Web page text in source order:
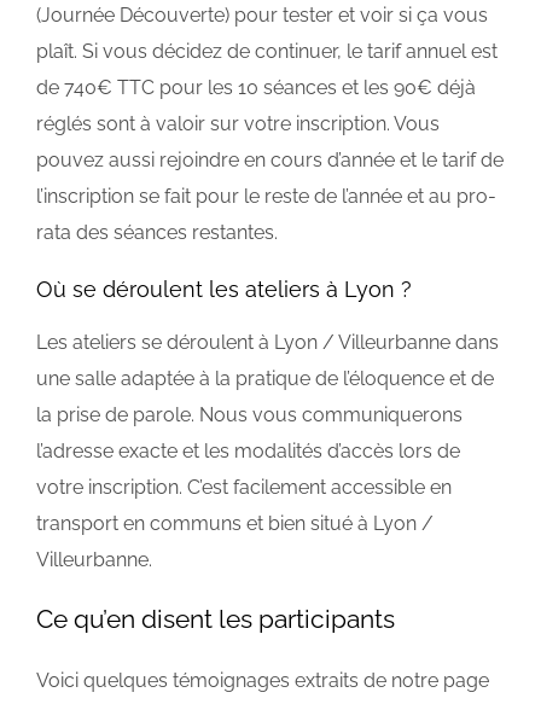
(Journée Découverte) pour tester et voir si ça vous
plaît. Si vous décidez de continuer, le tarif annuel est
de 740€ TTC pour les 10 séances et les 90€ déjà
réglés sont à valoir sur votre inscription. Vous
pouvez aussi rejoindre en cours d’année et le tarif de
l’inscription se fait pour le reste de l’année et au pro-
rata des séances restantes.
Où se déroulent les ateliers à Lyon ?
Les ateliers se déroulent à Lyon / Villeurbanne dans
une salle adaptée à la pratique de l’éloquence et de
la prise de parole. Nous vous communiquerons
l’adresse exacte et les modalités d’accès lors de
votre inscription. C’est facilement accessible en
transport en communs et bien situé à Lyon /
Villeurbanne.
Ce qu’en disent les participants
Voici quelques témoignages extraits de notre page